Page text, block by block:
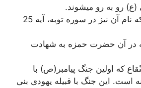
رو به رو میشوند.
که نام آن نیز در سوره توبه، آیه 25
در آن حضرت حمزه به شهادت
که اولین جنگ پیامبر(ص) با
است. این جنگ با قبیله یهودی بنی